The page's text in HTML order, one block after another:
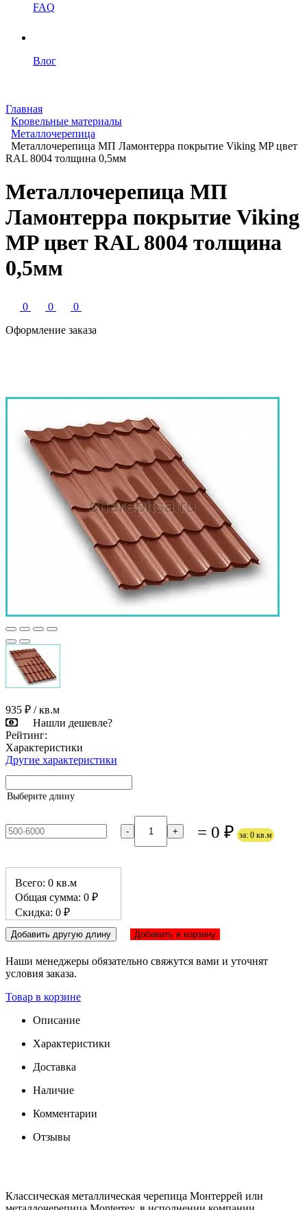
FAQ
Влог
Главная
Кровельные материалы
Металлочерепица
Металлочерепица МП Ламонтерра покрытие Viking MP цвет
RAL 8004 толщина 0,5мм
Металлочерепица МП
Ламонтерра покрытие Viking
MP цвет RAL 8004 толщина
0,5мм
0 0
0
Оформление заказа
935 ₽ / кв.м
Нашли дешевле?
Рейтинг:
Характеристики
Другие характеристики
Выберите длину
- + = 0 ₽ за: 0 кв.м
Всего: 0 кв.м
Общая сумма: 0 ₽
Скидка: 0 ₽
Добавить другую длину Добавить в корзину
Наши менеджеры обязательно свяжутся вами и уточнят
условия заказа.
Товар в корзине
Описание
Характеристики
Доставка
Наличие
Комментарии
Отзывы
Классическая металлическая черепица Монтеррей или